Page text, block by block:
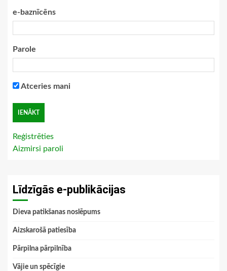
e-baznīcēns
Parole
Atceries mani
Reģistrēties
Aizmirsi paroli
Līdzīgās e-publikācijas
Dieva patikšanas noslēpums
Aizskarošā patiesība
Pārpilna pārpilnība
Vājie un spēcīgie